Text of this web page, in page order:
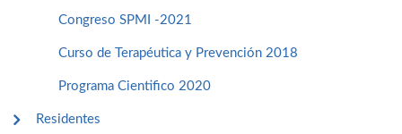
Congreso SPMI -2021
Curso de Terapéutica y Prevención 2018
Programa Cientifico 2020
Residentes